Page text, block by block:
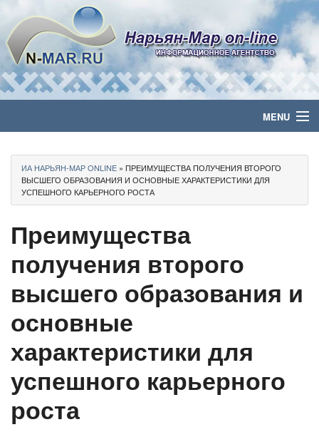
MENU
Политика
Общество
Спорт
Контакты
ИА НАРЬЯН-МАР ONLINE » ПРЕИМУЩЕСТВА ПОЛУЧЕНИЯ ВТОРОГО
ВЫСШЕГО ОБРАЗОВАНИЯ И ОСНОВНЫЕ ХАРАКТЕРИСТИКИ ДЛЯ
УСПЕШНОГО КАРЬЕРНОГО РОСТА
Преимущества
получения второго
высшего образования и
основные
характеристики для
успешного карьерного
роста